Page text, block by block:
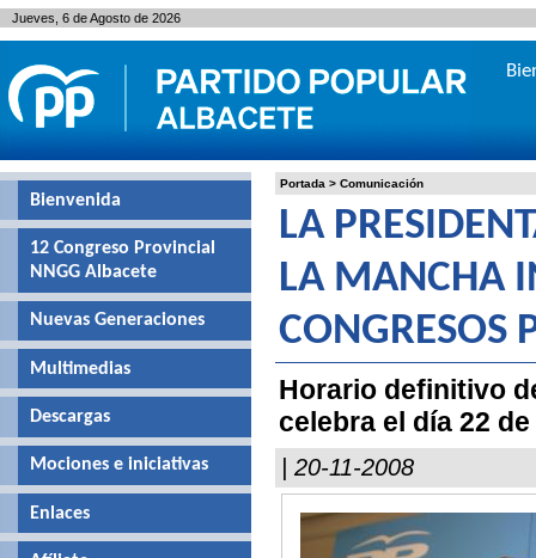
Portada > Comunicación
LA
LA MANCHA
CONGRESOS
Horario definitivo
celebra el día 22
| 20-11-2008
Bienvenida
12 Congreso Provincial
NNGG Albacete
Nuevas Generaciones
Multimedias
Descargas
Mociones e iniciativas
Enlaces
Jueves, 6 de Agosto de 2026